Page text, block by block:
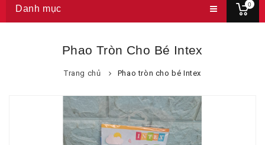
0
Danh mục
Phao Tròn Cho Bé Intex
Trang chủ Phao tròn cho bé Intex